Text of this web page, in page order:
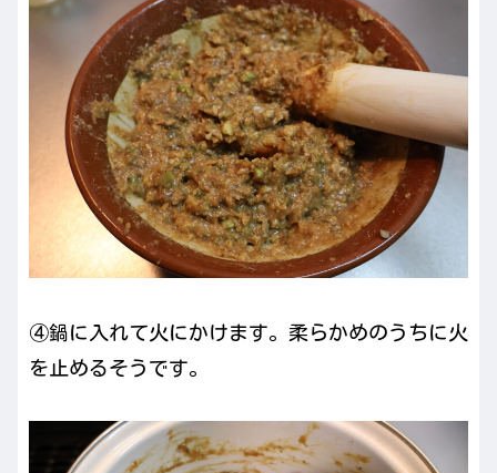
④鍋に入れて火にかけます。柔らかめのうちに火
を止めるそうです。